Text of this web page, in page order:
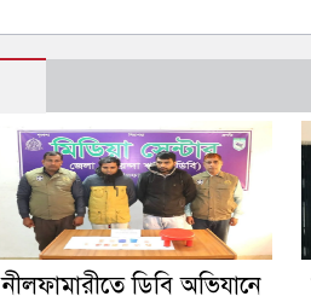
নীলফামারীতে ডিবি অভিযানে